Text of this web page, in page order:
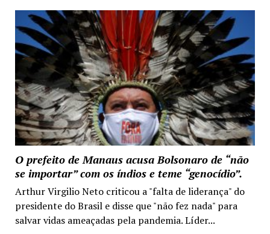
O prefeito de Manaus acusa Bolsonaro de “não
se importar” com os índios e teme “genocídio”.
Arthur Virgilio Neto criticou a "falta de liderança" do
presidente do Brasil e disse que "não fez nada" para
salvar vidas ameaçadas pela pandemia. Líder...